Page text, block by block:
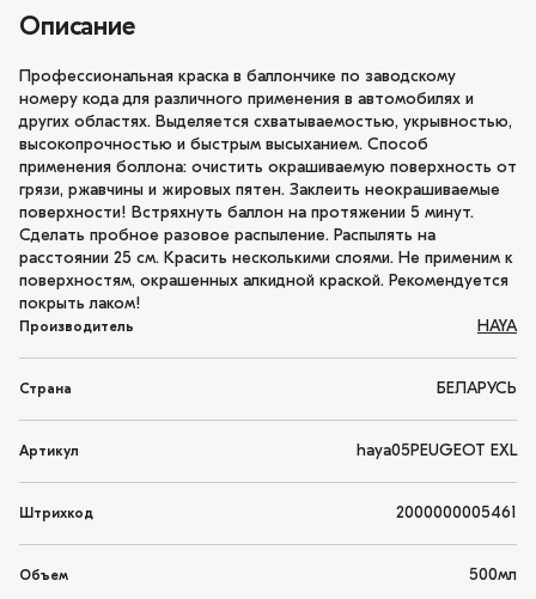
Описание
Профессиональная краска в баллончике по заводскому
номеру кода для различного применения в автомобилях и
других областях. Выделяется схватываемостью, укрывностью,
высокопрочностью и быстрым высыханием. Способ
применения боллона: очистить окрашиваемую поверхность от
грязи, ржавчины и жировых пятен. Заклеить неокрашиваемые
поверхности! Встряхнуть баллон на протяжении 5 минут.
Сделать пробное разовое распыление. Распылять на
расстоянии 25 см. Красить несколькими слоями. Не применим к
поверхностям, окрашенных алкидной краской. Рекомендуется
покрыть лаком!
Производитель HAYA
Страна БЕЛАРУСЬ
Артикул haya05PEUGEOT EXL
Штрихкод 2000000005461
Объем 500мл